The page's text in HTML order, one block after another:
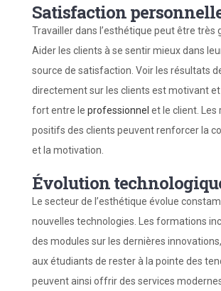
Satisfaction
Travailler dans l’esthétique peut être très
Aider les clients à se sentir mieux dans
source de satisfaction. Voir les résultats
directement sur les clients est motivant et
fort entre le professionnel et le client. Les
positifs des clients peuvent renforcer la
et la motivation.
Évolution
Le secteur de l’esthétique évolue
nouvelles technologies. Les formations
des modules sur les dernières
aux étudiants de rester à la pointe des
peuvent ainsi offrir des services